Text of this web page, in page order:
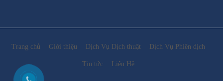
Trang chủ Giới thiệu Dịch Vụ Dịch thuật Dịch Vụ Phiên dịch
Tin tức Liên Hệ